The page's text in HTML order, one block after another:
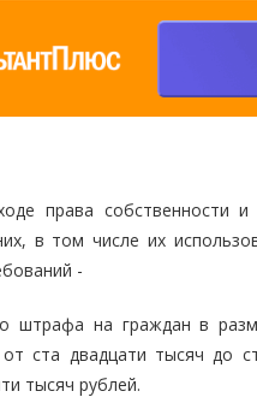
права собственности
в том числе их
-
штрафа на граждан в
ста двадцати тысяч до
тысяч рублей.